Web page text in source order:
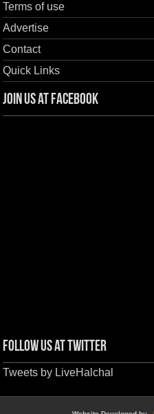
Terms of use
Advertise
Contact
Quick Links
Join us at Facebook
Follow us at Twitter
Tweets by LiveHalchal